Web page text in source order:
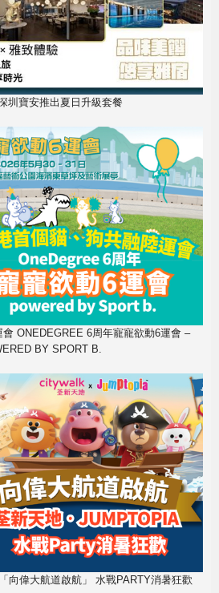
圳寶安推出夏日升級套餐
ONEDEGREE 6周年寵寵欲動6運會 –
BY SPORT B.
向偉大航道啟航」 水戰PARTY消暑狂歡